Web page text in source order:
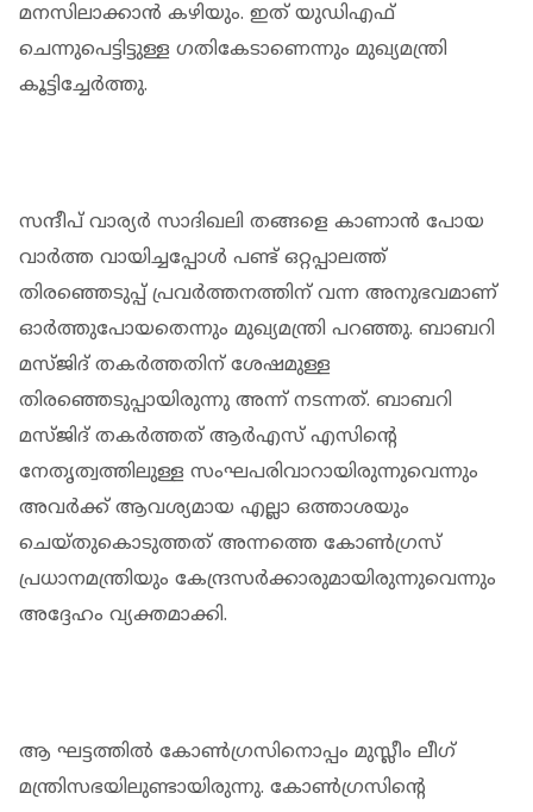
മനസിലാക്കാന്‍ കഴിയും. ഇത് യുഡിഎഫ്
ചെന്നുപെട്ടിട്ടുള്ള ഗതികേടാണെന്നും മുഖ്യമന്ത്രി
കൂട്ടിച്ചേര്‍ത്തു.
സന്ദീപ് വാര്യര്‍ സാദിഖലി തങ്ങളെ കാണാന്‍ പോയ
വാര്‍ത്ത വായിച്ചപ്പോള്‍ പണ്ട് ഒറ്റപ്പാലത്ത്
തിരഞ്ഞെടുപ്പ് പ്രവര്‍ത്തനത്തിന് വന്ന അനുഭവമാണ്
ഓര്‍ത്തുപോയതെന്നും മുഖ്യമന്ത്രി പറഞ്ഞു. ബാബറി
മസ്ജിദ് തകര്‍ത്തതിന് ശേഷമുള്ള
തിരഞ്ഞെടുപ്പായിരുന്നു അന്ന് നടന്നത്. ബാബറി
മസ്ജിദ് തകര്‍ത്തത് ആര്‍എസ് എസിന്റെ
നേതൃത്വത്തിലുള്ള സംഘപരിവാറായിരുന്നുവെന്നും
അവര്‍ക്ക് ആവശ്യമായ എല്ലാ ഒത്താശയും
ചെയ്തുകൊടുത്തത് അന്നത്തെ കോണ്‍ഗ്രസ്
പ്രധാനമന്ത്രിയും കേന്ദ്രസര്‍ക്കാരുമായിരുന്നുവെന്നും
അദ്ദേഹം വ്യക്തമാക്കി.
ആ ഘട്ടത്തില്‍ കോണ്‍ഗ്രസിനൊപ്പം മുസ്ലീം ലീഗ്
മന്ത്രിസഭയിലുണ്ടായിരുന്നു. കോണ്‍ഗ്രസിന്റെ